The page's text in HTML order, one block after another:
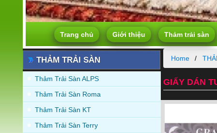
Trang chủ Giới thiệu Thảm trải sàn
THẢM TRẢI SÀN
Thảm Trải Sàn ALPS
Thảm Trải Sàn Roma
Thảm Trải Sàn KT
Thảm Trải Sàn Terry
Home
GIẤY DÁN